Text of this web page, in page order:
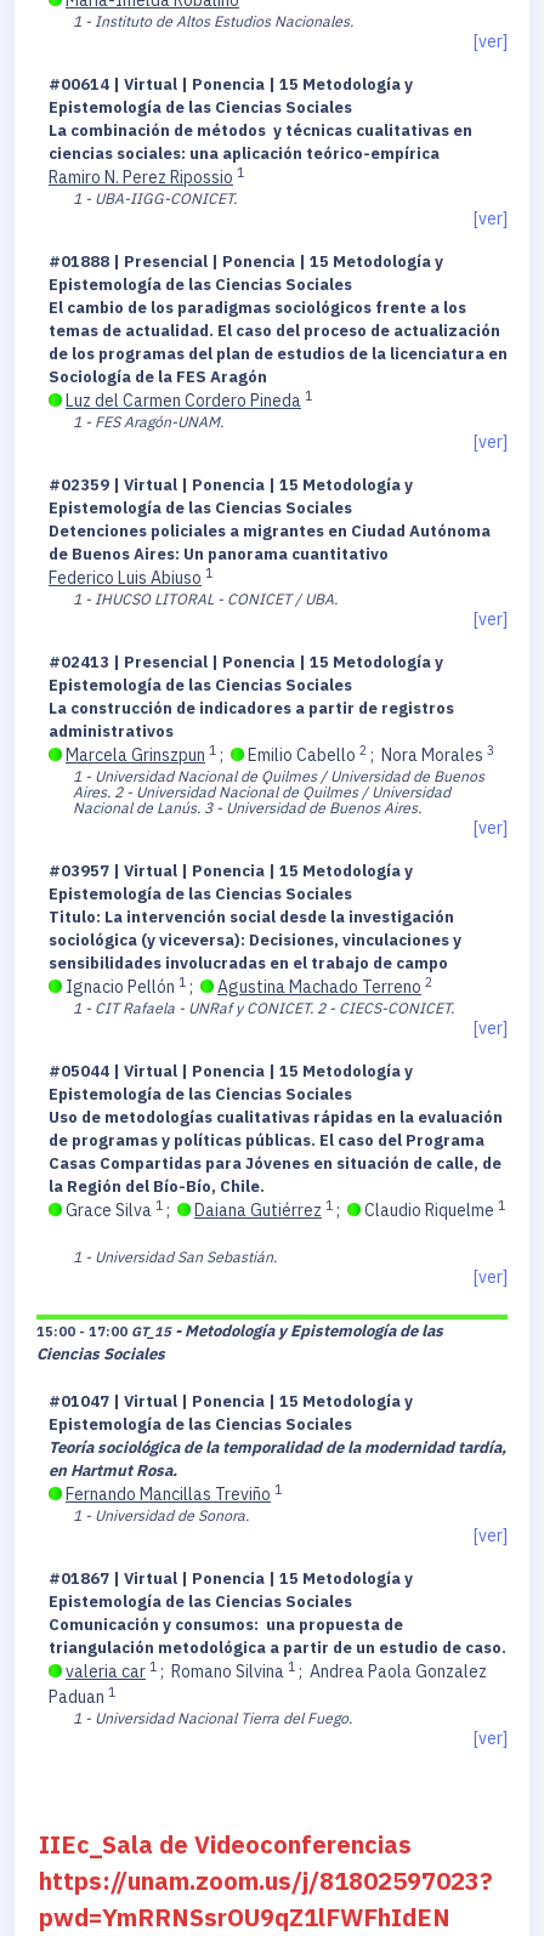
1 - Instituto de Altos Estudios Nacionales.
[ver]
#00614 | Virtual | Ponencia | 15 Metodología y
Epistemología de las Ciencias Sociales
La combinación de métodos y técnicas cualitativas en
ciencias sociales: una aplicación teórico-empírica
Ramiro N. Perez Ripossio 1
1 - UBA-IIGG-CONICET.
[ver]
#01888 | Presencial | Ponencia | 15 Metodología y
Epistemología de las Ciencias Sociales
El cambio de los paradigmas sociológicos frente a los
temas de actualidad. El caso del proceso de actualización
de los programas del plan de estudios de la licenciatura en
Sociología de la FES Aragón
Luz del Carmen Cordero Pineda 1
1 - FES Aragón-UNAM.
[ver]
#02359 | Virtual | Ponencia | 15 Metodología y
Epistemología de las Ciencias Sociales
Detenciones policiales a migrantes en Ciudad Autónoma
de Buenos Aires: Un panorama cuantitativo
Federico Luis Abiuso 1
1 - IHUCSO LITORAL - CONICET / UBA.
[ver]
#02413 | Presencial | Ponencia | 15 Metodología y
Epistemología de las Ciencias Sociales
La construcción de indicadores a partir de registros
administrativos
Marcela Grinszpun 1 ; Emilio Cabello 2 ; Nora Morales 3
1 - Universidad Nacional de Quilmes / Universidad de Buenos
Aires. 2 - Universidad Nacional de Quilmes / Universidad
Nacional de Lanús. 3 - Universidad de Buenos Aires.
[ver]
#03957 | Virtual | Ponencia | 15 Metodología y
Epistemología de las Ciencias Sociales
Titulo: La intervención social desde la investigación
sociológica (y viceversa): Decisiones, vinculaciones y
sensibilidades involucradas en el trabajo de campo
Ignacio Pellón 1 ; Agustina Machado Terreno 2
1 - CIT Rafaela - UNRaf y CONICET. 2 - CIECS-CONICET.
[ver]
#05044 | Virtual | Ponencia | 15 Metodología y
Epistemología de las Ciencias Sociales
Uso de metodologías cualitativas rápidas en la evaluación
de programas y políticas públicas. El caso del Programa
Casas Compartidas para Jóvenes en situación de calle, de
la Región del Bío-Bío, Chile.
Grace Silva 1 ; Daiana Gutiérrez 1 ; Claudio Riquelme 1
1 - Universidad San Sebastián.
[ver]
15:00 - 17:00 GT_15 - Metodología y Epistemología de las
Ciencias Sociales
#01047 | Virtual | Ponencia | 15 Metodología y
Epistemología de las Ciencias Sociales
Teoría sociológica de la temporalidad de la modernidad tardía,
en Hartmut Rosa.
Fernando Mancillas Treviño 1
1 - Universidad de Sonora.
[ver]
#01867 | Virtual | Ponencia | 15 Metodología y
Epistemología de las Ciencias Sociales
Comunicación y consumos: una propuesta de
triangulación metodológica a partir de un estudio de caso.
valeria car 1 ; Romano Silvina 1 ; Andrea Paola Gonzalez
Paduan 1
1 - Universidad Nacional Tierra del Fuego.
[ver]
IIEc_Sala de Videoconferencias
https://unam.zoom.us/j/81802597023?
pwd=YmRRNSsrOU9qZ1lFWFhIdEN